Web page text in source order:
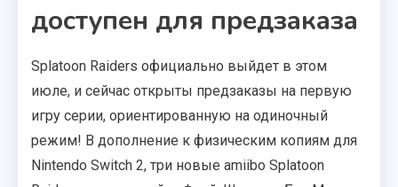
доступен для предзаказа
Splatoon Raiders официально выйдет в этом
июле, и сейчас открыты предзаказы на первую
игру серии, ориентированную на одиночный
режим! В дополнение к физическим копиям для
Nintendo Switch 2, три новые amiibo Splatoon